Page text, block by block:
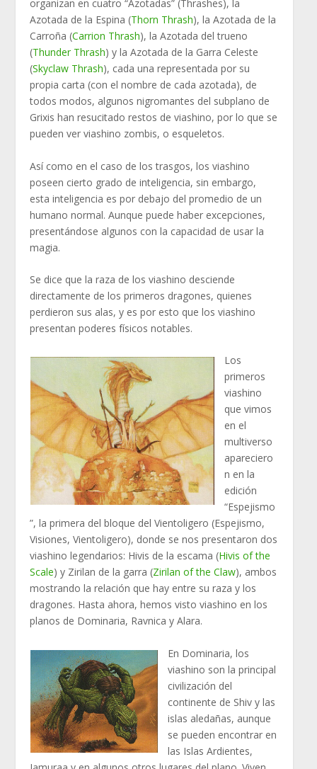
organizan en cuatro “Azotadas” (Thrashes), la
Azotada de la Espina (Thorn Thrash), la Azotada de la
Carroña (Carrion Thrash), la Azotada del trueno
(Thunder Thrash) y la Azotada de la Garra Celeste
(Skyclaw Thrash), cada una representada por su
propia carta (con el nombre de cada azotada), de
todos modos, algunos nigromantes del subplano de
Grixis han resucitado restos de viashino, por lo que se
pueden ver viashino zombis, o esqueletos.
Así como en el caso de los trasgos, los viashino
poseen cierto grado de inteligencia, sin embargo,
esta inteligencia es por debajo del promedio de un
humano normal. Aunque puede haber excepciones,
presentándose algunos con la capacidad de usar la
magia.
Se dice que la raza de los viashino desciende
directamente de los primeros dragones, quienes
perdieron sus alas, y es por esto que los viashino
presentan poderes físicos notables.
Los
primeros
viashino
que vimos
en el
multiverso
apareciero
n en la
edición
“Espejismo
”, la primera del bloque del Vientoligero (Espejismo,
Visiones, Vientoligero), donde se nos presentaron dos
viashino legendarios: Hivis de la escama (Hivis of the
Scale) y Zirilan de la garra (Zirilan of the Claw), ambos
mostrando la relación que hay entre su raza y los
dragones. Hasta ahora, hemos visto viashino en los
planos de Dominaria, Ravnica y Alara.
En Dominaria, los
viashino son la principal
civilización del
continente de Shiv y las
islas aledañas, aunque
se pueden encontrar en
las Islas Ardientes,